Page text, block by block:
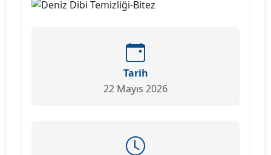
Tarih
22 Mayıs 2026